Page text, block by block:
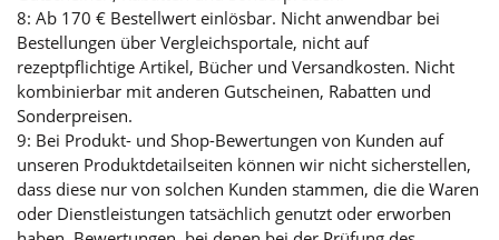
8: Ab 170 € Bestellwert einlösbar. Nicht anwendbar bei
Bestellungen über Vergleichsportale, nicht auf
rezeptpflichtige Artikel, Bücher und Versandkosten. Nicht
kombinierbar mit anderen Gutscheinen, Rabatten und
Sonderpreisen.
9: Bei Produkt- und Shop-Bewertungen von Kunden auf
unseren Produktdetailseiten können wir nicht sicherstellen,
dass diese nur von solchen Kunden stammen, die die Waren
oder Dienstleistungen tatsächlich genutzt oder erworben